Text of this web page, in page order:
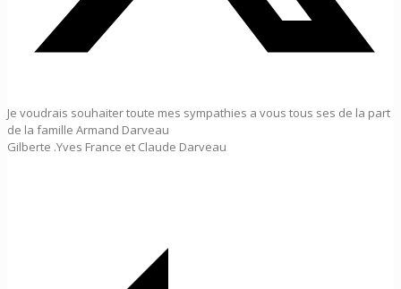
Je voudrais souhaiter toute mes sympathies a vous tous ses de la part
de la famille Armand Darveau
Gilberte .Yves France et Claude Darveau